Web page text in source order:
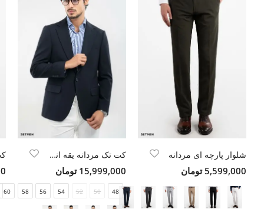
شلوار پارچه ای مردانه
5,599,000 تومان
کت تک مردانه یقه انگلیسی
15,999,000 تومان
48
50
52
54
56
58
60